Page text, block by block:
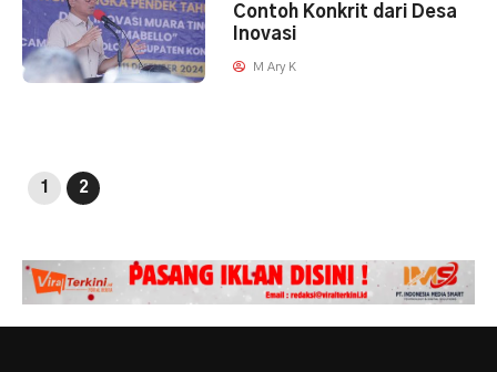
Contoh Konkrit dari Desa
Inovasi
M Ary K
1 2